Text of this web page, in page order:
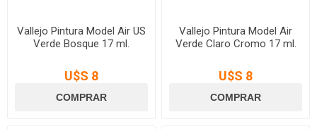
Vallejo Pintura Model Air US
Verde Bosque 17 ml.
U$S 8
Vallejo Pintura Model Air
Verde Claro Cromo 17 ml.
U$S 8